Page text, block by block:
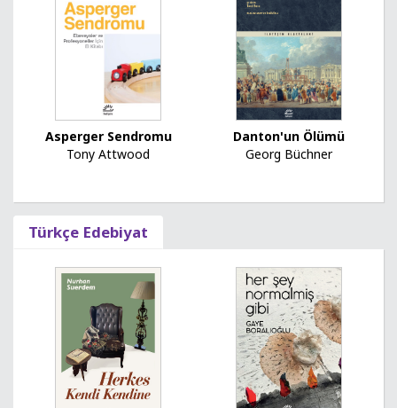
Asperger Sendromu
Tony Attwood
Danton'un Ölümü
Georg Büchner
Türkçe Edebiyat